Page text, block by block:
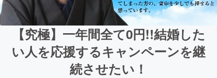
【究極】一年間全て0円!!結婚した
い人を応援するキャンペーンを継
続させたい！